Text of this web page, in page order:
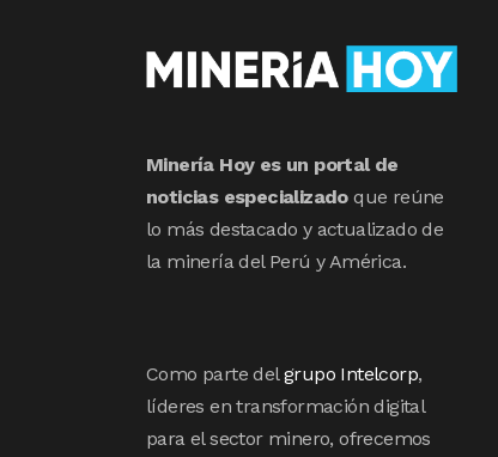
Minería Hoy es un portal de
noticias especializadoque reúne
lo más destacado y actualizado de
la minería del Perú y América.
Como parte delgrupo Intelcorp,
líderes en transformación digital
para el sector minero, ofrecemos